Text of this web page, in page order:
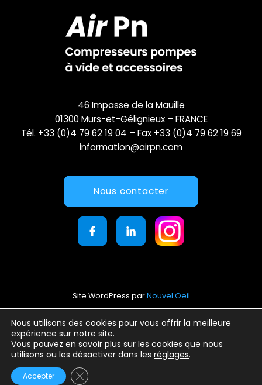
Nous utilisons des cookies pour vous offrir la meilleure
expérience sur notre site.
Vous pouvez en savoir plus sur les cookies que nous
utilisons ou les désactiver dans les réglages.
Accepter Fermer la bannière des cookies GDPR
46 Impasse de la Mauille
01300 Murs-et-Gélignieux – FRANCE
Tél. +33 (0)4 79 62 19 04 – Fax +33 (0)4 79 62 19 69
information@airpn.com
Nous contacter
Site WordPress parNouvel Oeil
Mentions légales
Conditions générales d’utilisation
Politique de confidentialité